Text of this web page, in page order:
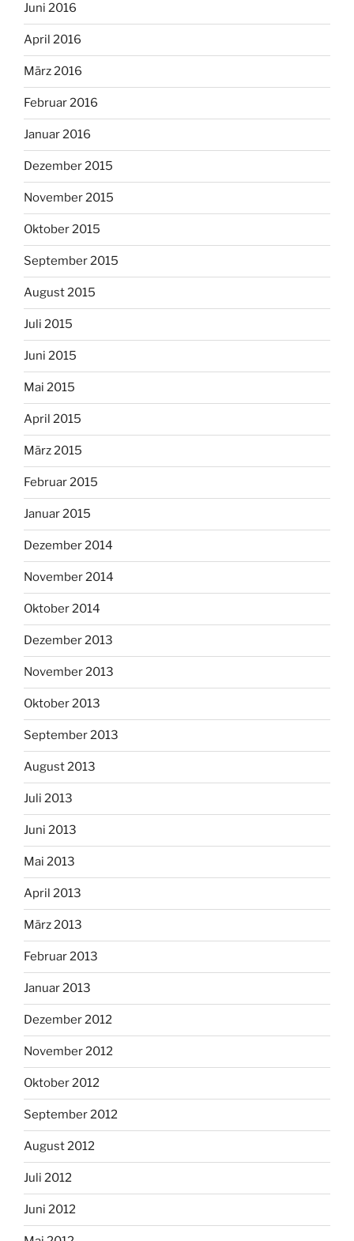
Juni 2016
April 2016
März 2016
Februar 2016
Januar 2016
Dezember 2015
November 2015
Oktober 2015
September 2015
August 2015
Juli 2015
Juni 2015
Mai 2015
April 2015
März 2015
Februar 2015
Januar 2015
Dezember 2014
November 2014
Oktober 2014
Dezember 2013
November 2013
Oktober 2013
September 2013
August 2013
Juli 2013
Juni 2013
Mai 2013
April 2013
März 2013
Februar 2013
Januar 2013
Dezember 2012
November 2012
Oktober 2012
September 2012
August 2012
Juli 2012
Juni 2012